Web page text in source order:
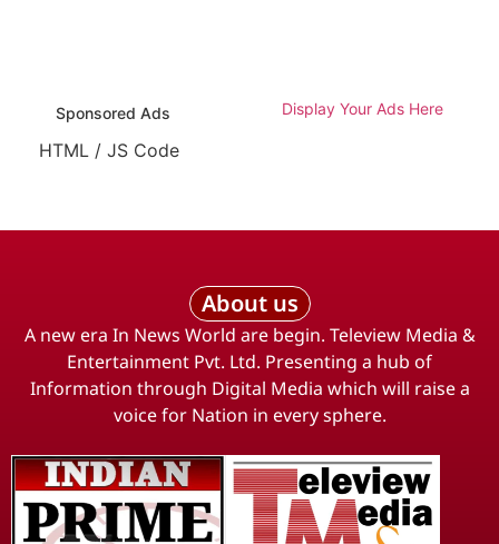
Sponsored Ads Display Your Ads Here
HTML / JS Code
About us
A new era In News World are begin. Teleview Media &
Entertainment Pvt. Ltd. Presenting a hub of
Information through Digital Media which will raise a
voice for Nation in every sphere.